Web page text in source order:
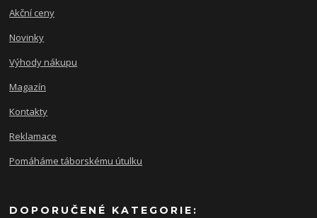
Akční ceny
Novinky
Výhody nákupu
Magazín
Kontakty
Reklamace
Pomáháme táborskému útulku
DOPORUČENÉ KATEGORIE: